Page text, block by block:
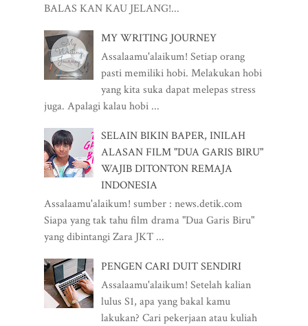
BALAS KAN KAU JELANG!...
MY WRITING JOURNEY
Assalaamu'alaikum! Setiap orang
pasti memiliki hobi. Melakukan hobi
yang kita suka dapat melepas stress
juga. Apalagi kalau hobi ...
SELAIN BIKIN BAPER, INILAH
ALASAN FILM "DUA GARIS BIRU"
WAJIB DITONTON REMAJA
INDONESIA
Assalaamu'alaikum! sumber : news.detik.com
Siapa yang tak tahu film drama "Dua Garis Biru"
yang dibintangi Zara JKT ...
PENGEN CARI DUIT SENDIRI
Assalaamu'alaikum! Setelah kalian
lulus S1, apa yang bakal kamu
lakukan? Cari pekerjaan atau kuliah